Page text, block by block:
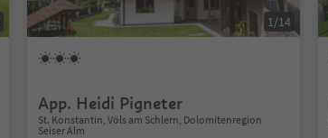
1/14
App. Heidi Pigneter
St. Konstantin, Völs am Schlern, Dolomitenregion
Seiser Alm